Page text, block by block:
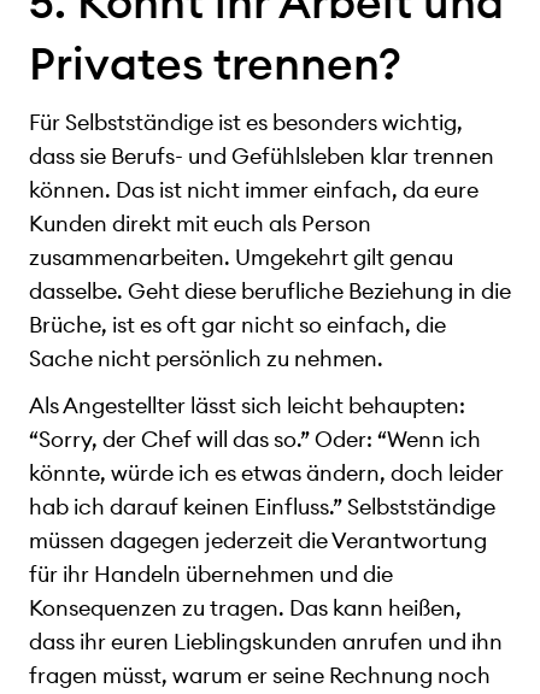
Privates trennen?
Für Selbstständige ist es besonders wichtig,
dass sie Berufs- und Gefühlsleben klar trennen
können. Das ist nicht immer einfach, da eure
Kunden direkt mit euch als Person
zusammenarbeiten. Umgekehrt gilt genau
dasselbe. Geht diese berufliche Beziehung in die
Brüche, ist es oft gar nicht so einfach, die
Sache nicht persönlich zu nehmen.
Als Angestellter lässt sich leicht behaupten:
“Sorry, der Chef will das so.” Oder: “Wenn ich
könnte, würde ich es etwas ändern, doch leider
hab ich darauf keinen Einfluss.” Selbstständige
müssen dagegen jederzeit die Verantwortung
für ihr Handeln übernehmen und die
Konsequenzen zu tragen. Das kann heißen,
dass ihr euren Lieblingskunden anrufen und ihn
fragen müsst, warum er seine Rechnung noch